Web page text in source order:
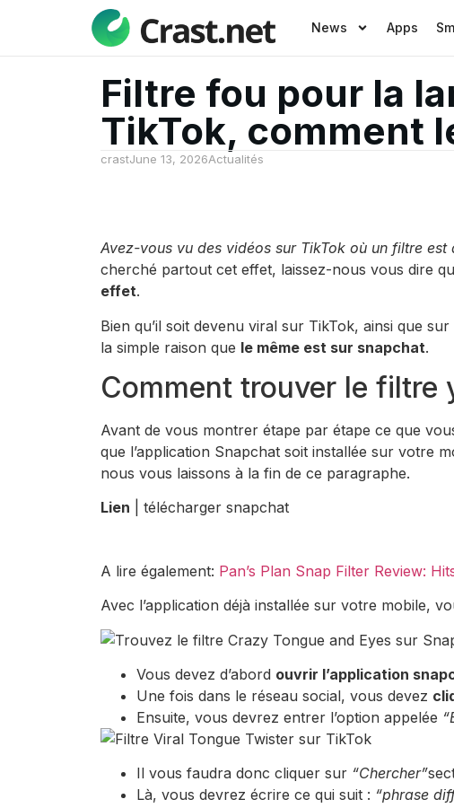
News Apps
Filtre fou pour la
TikTok, comment
crastJune 13, 2026Actualités
Avez-vous vu des vidéos sur TikTok où un filtre
cherché partout cet effet, laissez-nous vous dire
effet.
Bien qu’il soit devenu viral sur TikTok, ainsi que
la simple raison que le même est sur snapchat.
Comment trouver le filtre
Avant de vous montrer étape par étape ce que
que l’application Snapchat soit installée sur votre
nous vous laissons à la fin de ce paragraphe.
Lien | télécharger snapchat
A lire également: Pan’s Plan Snap Filter Review:
Avec l’application déjà installée sur votre mobile,
Vous devez d’abord ouvrir l’application
Une fois dans le réseau social, vous devez
Ensuite, vous devrez entrer l’option appelée
Il vous faudra donc cliquer sur “Chercher”
Là, vous devrez écrire ce qui suit : “phrase